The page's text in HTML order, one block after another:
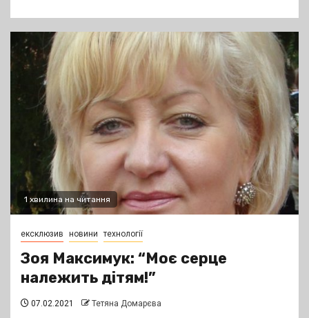
1 хвилина на читання
ексклюзив новини технології
Зоя Максимук: “Моє серце
належить дітям!”
07.02.2021 Тетяна Домарєва